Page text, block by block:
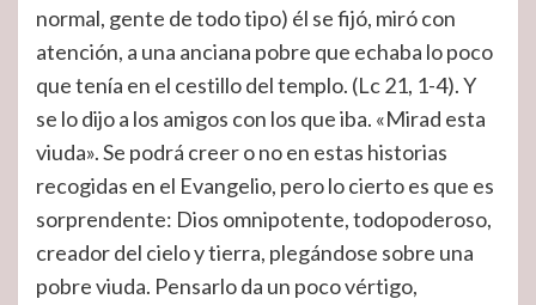
normal, gente de todo tipo) él se fijó, miró con
atención, a una anciana pobre que echaba lo poco
que tenía en el cestillo del templo. (Lc 21, 1-4). Y
se lo dijo a los amigos con los que iba. «Mirad esta
viuda». Se podrá creer o no en estas historias
recogidas en el Evangelio, pero lo cierto es que es
sorprendente: Dios omnipotente, todopoderoso,
creador del cielo y tierra, plegándose sobre una
pobre viuda. Pensarlo da un poco vértigo,